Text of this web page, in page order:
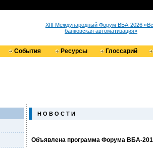
XIII Международный Форум ВБА-2026
банковская автоматизация»
События Ресурсы Глоссарий
Н О В О С Т И
Объявлена программа Форума ВБА-